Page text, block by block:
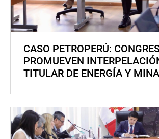
CASO PETROPERÚ:
PROMUEVEN
TITULAR DE ENERGÍA Y